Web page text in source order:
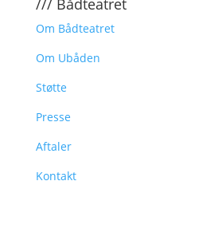
/// Bådteatret
Om Bådteatret
Om Ubåden
Støtte
Presse
Aftaler
Kontakt